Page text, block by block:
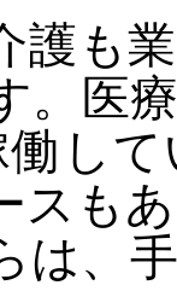
護も
。医
し
スも
は、